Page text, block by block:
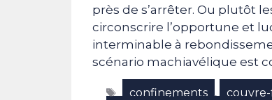
près de s’arrêter. Ou plutôt
circonscrire l’opportune et
interminable à
scénario machiavélique est
Étiquettes
confinements ,